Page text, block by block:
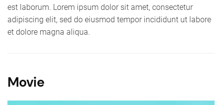
est laborum. Lorem ipsum dolor sit amet, consectetur
adipiscing elit, sed do eiusmod tempor incididunt ut labore
et dolore magna aliqua.
Movie